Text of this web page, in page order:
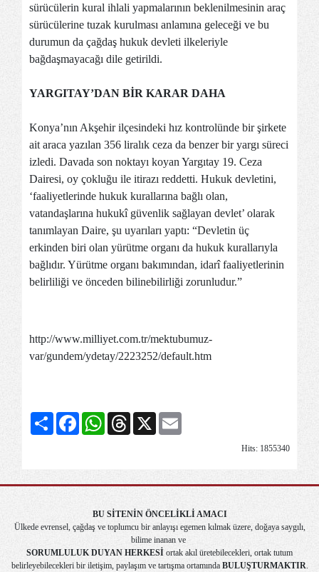
sürücülerin kural ihlali yapmalarının beklenilmesinin araç
sürücülerine tuzak kurulması anlamına geleceği ve bu
durumun da çağdaş hukuk devleti ilkeleriyle
bağdaşmayacağı dile getirildi.
YARGITAY’DAN BİR KARAR DAHA
Konya’nın Akşehir ilçesindeki hız kontrolünde bir şirkete
ait araca yazılan 356 liralık ceza da benzer bir yargı süreci
izledi. Davada son noktayı koyan Yargıtay 19. Ceza
Dairesi, oy çokluğu ile itirazı reddetti. Hukuk devletini,
‘faaliyetlerinde hukuk kurallarına bağlı olan,
vatandaşlarına hukukî güvenlik sağlayan devlet’ olarak
tanımlayan Daire, şu uyarıları yaptı: “Devletin üç
erkinden biri olan yürütme organı da hukuk kurallarıyla
bağlıdır. Yürütme organı bakımından, idarî faaliyetlerinin
belirliliği ve önceden bilinebilirliği zorunludur.”
http://www.milliyet.com.tr/mektubumuz-
var/gundem/ydetay/2223252/default.htm
Share FacebookWhatsAppThreads
X
Hits: 1855340
BU SİTENİN ÖNCELİKLİ AMACI
Ülkede evrensel, çağdaş ve toplumcu bir anlayışı egemen kılmak üzere, doğaya saygılı,
bilime inanan ve
SORUMLULUK DUYAN HERKESİ ortak akıl üretebilecekleri, ortak tutum
belirleyebilecekleri bir iletişim, paylaşım ve tartışma ortamında BULUŞTURMAKTIR.